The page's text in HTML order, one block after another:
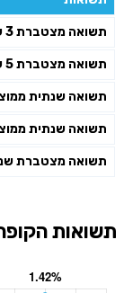
תשואה מצטברת 3 שנים
תשואה מצטברת 5 שנים
תשואה שנתית ממוצעת 3
תשואה שנתית ממוצעת 5
תשואה מצטברת
תשואות